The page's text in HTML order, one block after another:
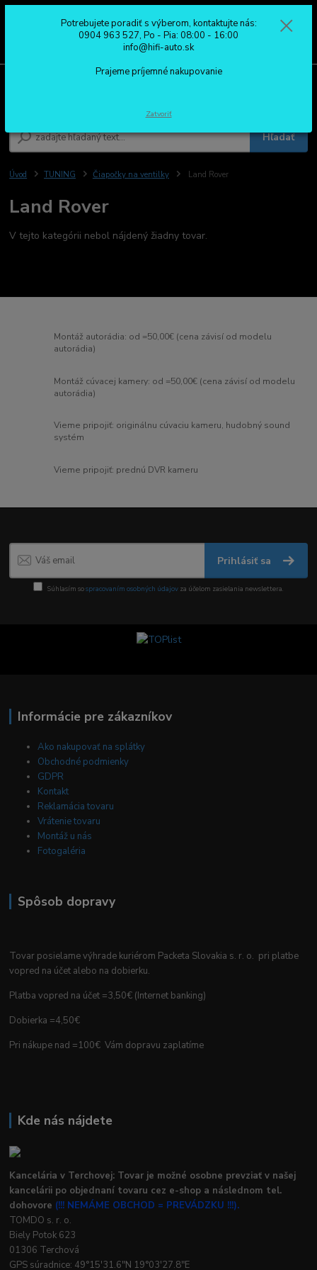
Hľadať
0904 963 527
Po - Pia: 08:00 - 16:00
Úvod TUNING Čiapočky na ventilky Land Rover
Land Rover
V tejto kategórii nebol nájdený žiadny tovar.
Montáž autorádia: od =50,00€ (cena závisí od modelu
autorádia)
Montáž cúvacej kamery: od =50,00€ (cena závisí od modelu
autorádia)
Vieme pripojiť: originálnu cúvaciu kameru, hudobný sound
systém
Vieme pripojiť: prednú DVR kameru
Prihlásiť sa
Súhlasím sospracovaním osobných údajov za účelom zasielania newslettera.
Informácie pre zákazníkov
Ako nakupovať na splátky
Obchodné podmienky
GDPR
Kontakt
Reklamácia tovaru
Vrátenie tovaru
Montáž u nás
Fotogaléria
Spôsob dopravy
Tovar posielame výhrade kuriérom Packeta Slovakia s. r. o. pri platbe
vopred na účet alebo na dobierku.
Platba vopred na účet =3,50€ (Internet banking)
Dobierka =4,50€
Pri nákupe nad =100€ Vám dopravu zaplatíme
Kde nás nájdete
Kancelária v Terchovej: Tovar je možné osobne prevziať v našej
kancelárii po objednaní tovaru cez e-shop a následnom tel.
dohovore (!!! NEMÁME OBCHOD = PREVÁDZKU !!!).
TOMDO s. r. o.
Biely Potok 623
01306 Terchová
GPS súradnice: 49°15'31.6"N 19°03'27.8"E
Potrebujete poradiť s výberom, kontaktujte nás:
0904 963 527, Po - Pia: 08:00 - 16:00
info@hifi-auto.sk
Prajeme príjemné nakupovanie
Zatvoriť